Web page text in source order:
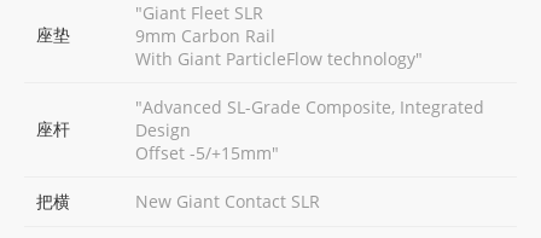
座垫
"Giant Fleet SLR
9mm Carbon Rail
With Giant ParticleFlow technology"
座杆
"Advanced SL-Grade Composite, Integrated
Design
Offset -5/+15mm"
把横 New Giant Contact SLR